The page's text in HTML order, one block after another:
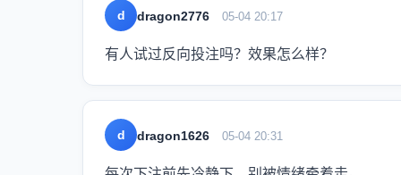
d dragon2776 05-04 20:17
有人试过反向投注吗？效果怎么样？
d dragon1626 05-04 20:31